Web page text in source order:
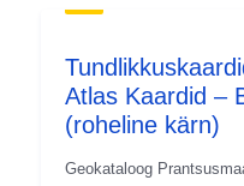
Tüüp:
Atlas Kaardid –
(roheline kärn)
Geokataloog